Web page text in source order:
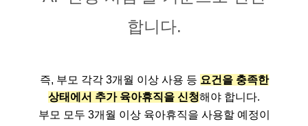
합니다.
즉, 부모 각각 3개월 이상 사용 등 요건을 충족한
상태에서 추가 육아휴직을 신청해야 합니다.
부모 모두 3개월 이상 육아휴직을 사용할 예정이